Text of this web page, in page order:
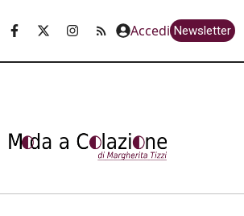
Accedi Newsletter